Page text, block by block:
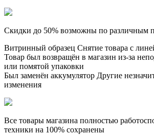
Скидки до 50% возможны по различным
Витринный образец Снятие товара с
Товар был возвращён в магазин из-за
или помятой упаковки
Был заменён аккумулятор Другие
изменения
Все товары магазина полностью
техники на 100% сохранены